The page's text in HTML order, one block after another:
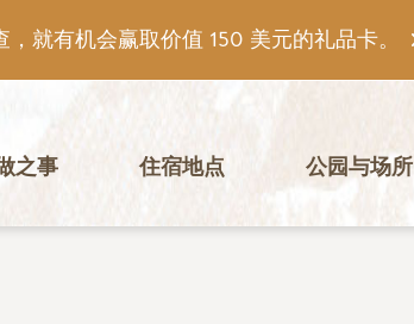
就有机会赢取价值 150 美元的礼品卡。
之事 住宿地点 公园与场所